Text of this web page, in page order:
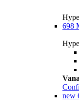
698
new